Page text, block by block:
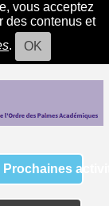
vous acceptez
des contenus et
. OK
Prochaines